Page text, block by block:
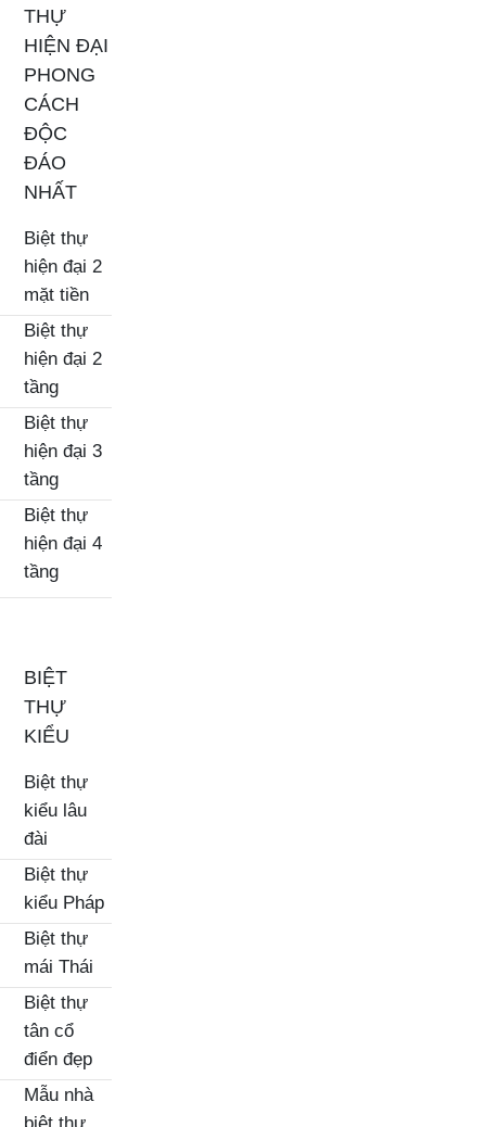
THỰ
HIỆN ĐẠI
PHONG
CÁCH
ĐỘC
ĐÁO
NHẤT
Biệt thự
hiện đại 2
mặt tiền
Biệt thự
hiện đại 2
tầng
Biệt thự
hiện đại 3
tầng
Biệt thự
hiện đại 4
tầng
BIỆT
THỰ
KIỂU
Biệt thự
kiểu lâu
đài
Biệt thự
kiểu Pháp
Biệt thự
mái Thái
Biệt thự
tân cổ
điển đẹp
Mẫu nhà